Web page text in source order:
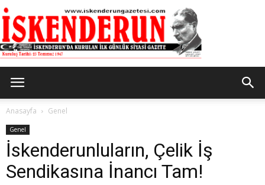
Gazetesi
Anasayfa Genel
Genel
İskenderunluların, Çelik İş
Sendikasına İnancı Tam!